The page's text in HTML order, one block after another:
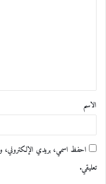
ق
*
الاسم
احفظ اسمي، بريدي الإلكتروني،
تعليقي.